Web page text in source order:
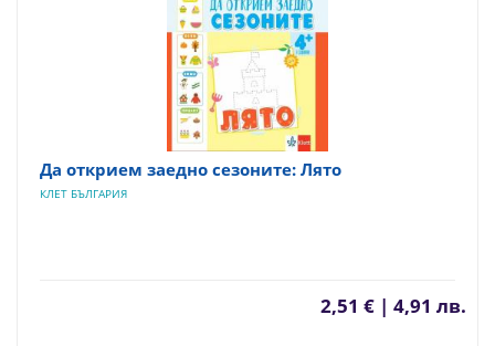
Да открием заедно сезоните: Лято
КЛЕТ БЪЛГАРИЯ
2,51 € | 4,91 лв.